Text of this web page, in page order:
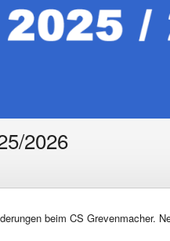
2026
beim CS Grevenmacher.